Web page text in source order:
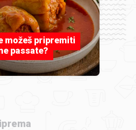
možeš pripremiti
passate?